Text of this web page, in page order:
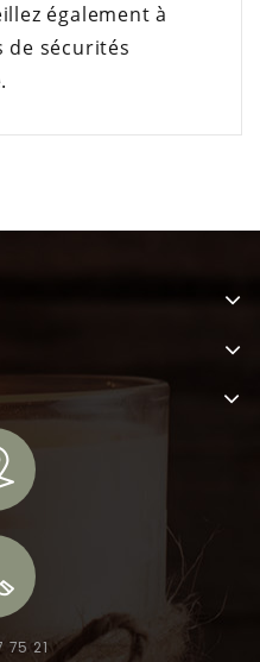
également à
de sécurités
75 21